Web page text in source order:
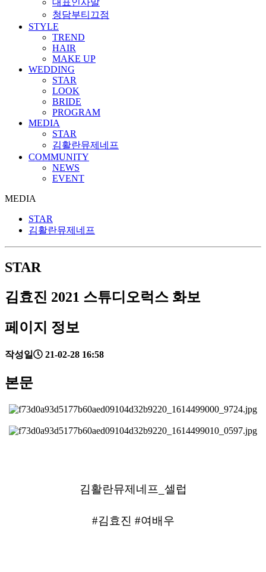
청담부티끄점
STYLE
TREND
HAIR
MAKE UP
WEDDING
STAR
LOOK
BRIDE
PROGRAM
MEDIA
STAR
김활란뮤제네프
COMMUNITY
NEWS
EVENT
MEDIA
STAR
김활란뮤제네프
STAR
김효진 2021 스튜디오럭스 화보
페이지 정보
작성일 21-02-28 16:58
본문
김활란뮤제네프_셀럽
#김효진 #여배우